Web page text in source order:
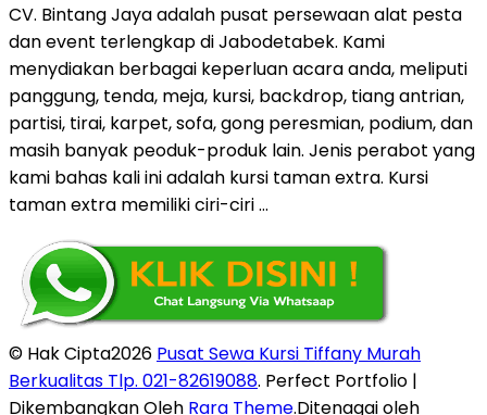
CV. Bintang Jaya adalah pusat persewaan alat pesta
dan event terlengkap di Jabodetabek. Kami
menydiakan berbagai keperluan acara anda, meliputi
panggung, tenda, meja, kursi, backdrop, tiang antrian,
partisi, tirai, karpet, sofa, gong peresmian, podium, dan
masih banyak peoduk-produk lain. Jenis perabot yang
kami bahas kali ini adalah kursi taman extra. Kursi
taman extra memiliki ciri-ciri …
© Hak Cipta2026 Pusat Sewa Kursi Tiffany Murah
Berkualitas Tlp. 021-82619088. Perfect Portfolio |
Dikembangkan Oleh Rara Theme.Ditenagai oleh